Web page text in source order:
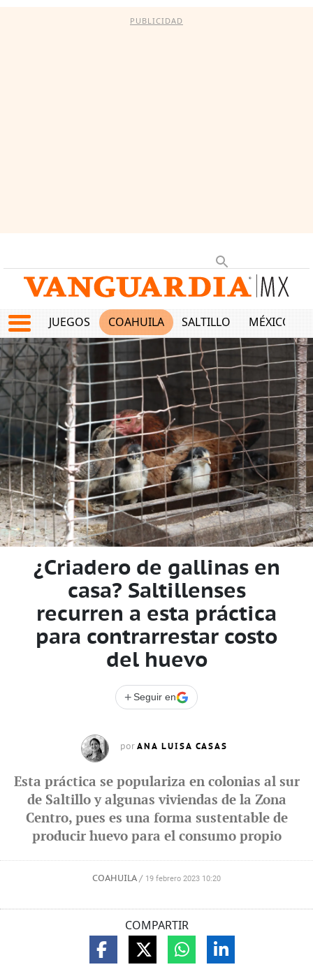
PUBLICIDAD
JUEGOS COAHUILA SALTILLO MÉXICO
¿Criadero de gallinas en
casa? Saltillenses
recurren a esta práctica
para contrarrestar costo
del huevo
+ Seguir en
por ANA LUISA CASAS
Esta práctica se populariza en colonias al sur
de Saltillo y algunas viviendas de la Zona
Centro, pues es una forma sustentable de
producir huevo para el consumo propio
COAHUILA / 19 febrero 2023 10:20
COMPARTIR